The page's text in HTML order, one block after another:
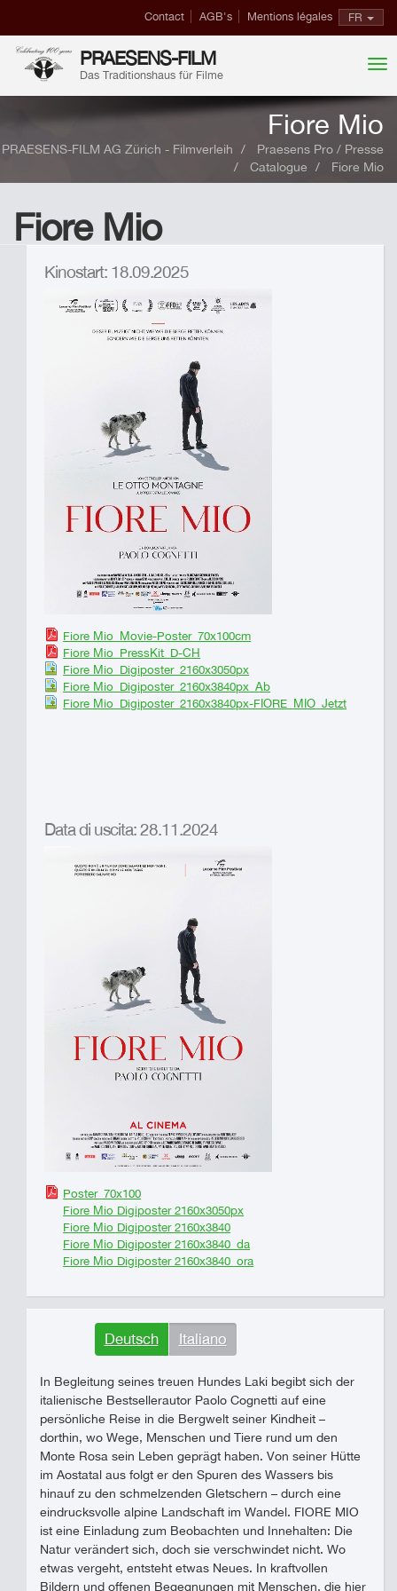
FR
Contact AGB's Mentions légales
PRAESENS-FILM
Das Traditionshaus für Filme
Fiore Mio
PRAESENS-FILM AG Zürich - Filmverleih
Praesens Pro / Presse
Catalogue
Fiore Mio
Fiore Mio
Kinostart: 18.09.2025
Fiore Mio_Movie-Poster_70x100cm
Fiore Mio_PressKit_D-CH
Fiore Mio_Digiposter_2160x3050px
Fiore Mio_Digiposter_2160x3840px_Ab
Fiore Mio_Digiposter_2160x3840px-FIORE_MIO_Jetzt
Data di uscita: 28.11.2024
Poster_70x100
Fiore Mio Digiposter 2160x3050px
Fiore Mio Digiposter 2160x3840
Fiore Mio Digiposter 2160x3840_da
Fiore Mio Digiposter 2160x3840_ora
Deutsch Italiano
In Begleitung seines treuen Hundes Laki begibt sich der
italienische Bestsellerautor Paolo Cognetti auf eine
persönliche Reise in die Bergwelt seiner Kindheit –
dorthin, wo Wege, Menschen und Tiere rund um den
Monte Rosa sein Leben geprägt haben. Von seiner Hütte
im Aostatal aus folgt er den Spuren des Wassers bis
hinauf zu den schmelzenden Gletschern – durch eine
eindrucksvolle alpine Landschaft im Wandel. FIORE MIO
ist eine Einladung zum Beobachten und Innehalten: Die
Natur verändert sich, doch sie verschwindet nicht. Wo
etwas vergeht, entsteht etwas Neues. In kraftvollen
Bildern und offenen Begegnungen mit Menschen, die hier